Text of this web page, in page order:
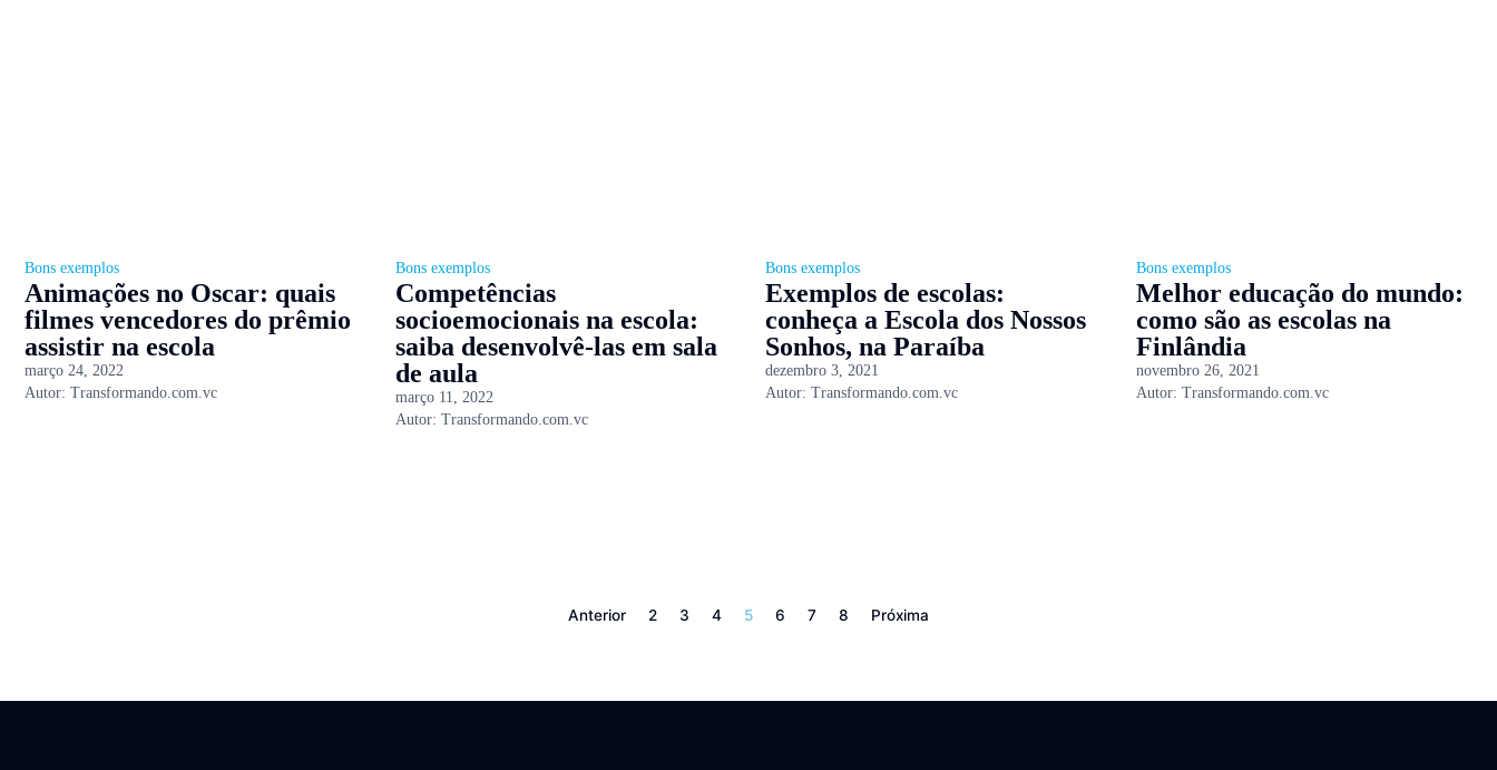
Bons exemplos
Animações no Oscar: quais
filmes vencedores do prêmio
assistir na escola
março 24, 2022
Autor: Transformando.com.vc
Bons exemplos
Competências
socioemocionais na escola:
saiba desenvolvê-las em sala
de aula
março 11, 2022
Autor: Transformando.com.vc
Bons exemplos
Exemplos de escolas:
conheça a Escola dos Nossos
Sonhos, na Paraíba
dezembro 3, 2021
Autor: Transformando.com.vc
Bons exemplos
Melhor educação do mundo:
como são as escolas na
Finlândia
novembro 26, 2021
Autor: Transformando.com.vc
Anterior 2 3 4 5 6 7 8 Próxima